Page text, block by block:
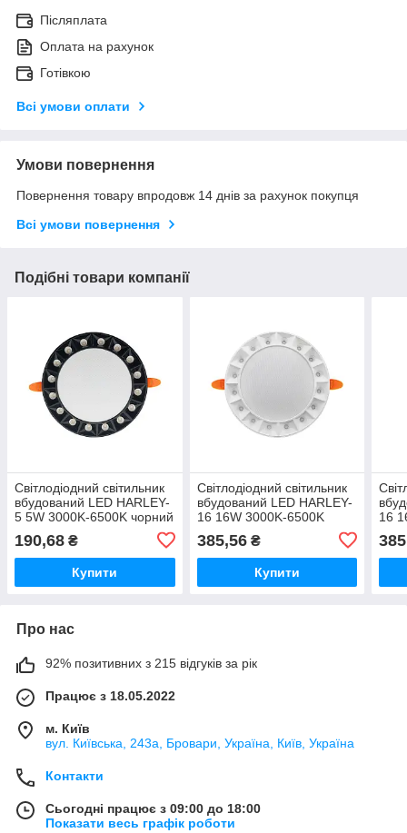
Післяплата
Оплата на рахунок
Готівкою
Всі умови оплати
Умови повернення
Повернення товару впродовж 14 днів за рахунок покупця
Всі умови повернення
Подібні товари компанії
Світлодіодний світильник
вбудований LED HARLEY-
5 5W 3000K-6500K чорний
074-0005-020
190,68 ₴
Купити
Світлодіодний світильник
вбудований LED HARLEY-
16 16W 3000K-6500K
білий HOROZ ELECTRIC
016-074-0016-010
385,56₴
Купити
16
Про нас
92% позитивних з 215 відгуків за рік
Працює з 18.05.2022
м. Київ
вул. Київська, 243а, Бровари, Україна, Київ, Україна
Контакти
Сьогодні працює з 09:00 до 18:00
Показати весь графік роботи